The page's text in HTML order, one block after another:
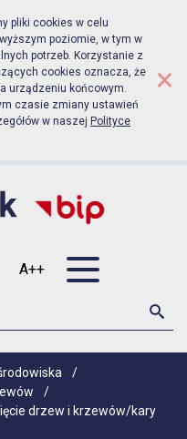
pliki cookies w celu
poziomie, w tym w
potrzeb. Korzystanie z
cookies oznacza, że
urządzeniu końcowym.
czasie zmiany ustawień
w naszej Polityce
×
średnia
A++
Czcionka duża
/
/
drzew i krzewów/kary